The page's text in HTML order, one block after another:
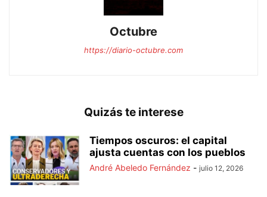
Octubre
https://diario-octubre.com
Quizás te interese
Tiempos oscuros: el capital
ajusta cuentas con los pueblos
André Abeledo Fernández - julio 12, 2026